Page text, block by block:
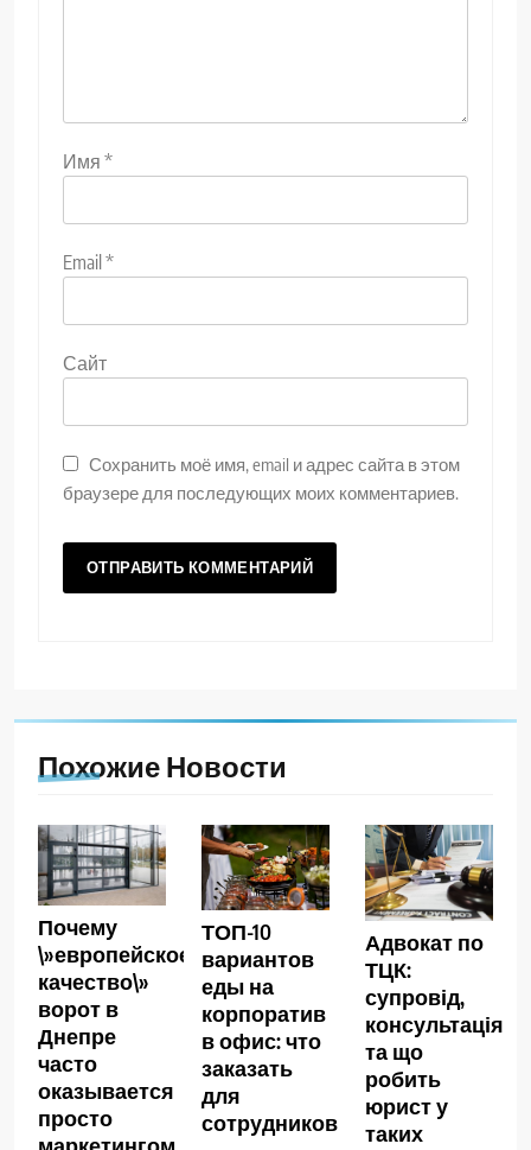
Имя *
Email*
Сайт
Сохранить моё имя, email и адрес сайта в этом
браузере для последующих моих комментариев.
Похожие Новости
Почему
\»европейское
качество\»
ворот в
Днепре
часто
оказывается
просто
ТОП-10
вариантов
еды на
корпоратив
в офис: что
заказать
для
сотрудников
Адвокат по
ТЦК:
супровід,
консультація
та що
робить
юрист у
таких